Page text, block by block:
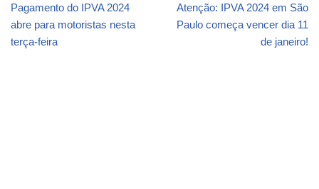
Pagamento do IPVA 2024
abre para motoristas nesta
terça-feira
Atenção: IPVA 2024 em São
Paulo começa vencer dia 11
de janeiro!